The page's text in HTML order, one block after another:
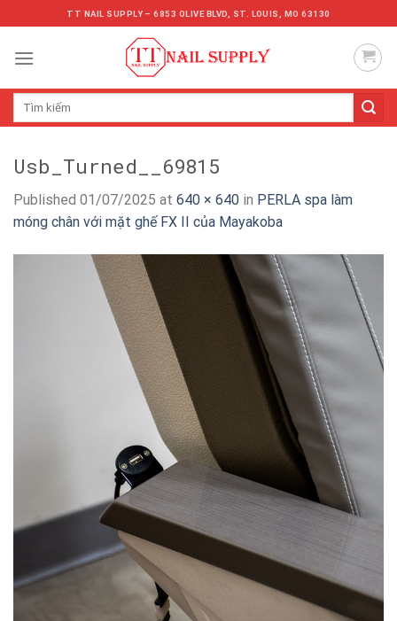
to
content
TT NAIL SUPPLY – 6853 OLIVE BLVD, ST. LOUIS, MO 63130
Tìm
Usb_Turned__69815
Published 01/07/2025 at 640 × 640 in PERLA spa làm
móng chân với mặt ghế FX II của Mayakoba